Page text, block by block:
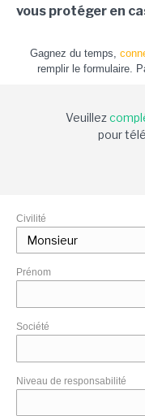
vous protéger en
Gagnez du temps,
remplir le formulaire.
Veuillez
pour
Civilité
Prénom
Société
Niveau de responsabilité